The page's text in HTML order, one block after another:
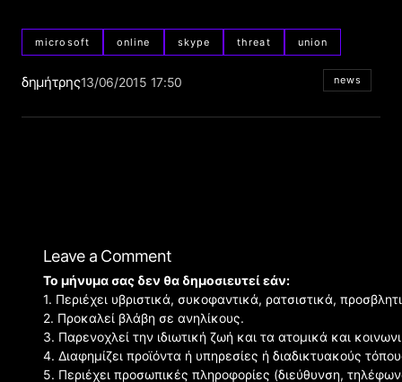
microsoft online skype threat union
δημήτρης13/06/2015 17:50 news
Leave a Comment
Το μήνυμα σας δεν θα δημοσιευτεί εάν:
1. Περιέχει υβριστικά, συκοφαντικά, ρατσιστικά,
2. Προκαλεί βλάβη σε ανηλίκους.
3. Παρενοχλεί την ιδιωτική ζωή και τα ατομικά και
4. Διαφημίζει προϊόντα ή υπηρεσίες ή διαδικτυακούς
5. Περιέχει προσωπικές πληροφορίες (διεύθυνση,